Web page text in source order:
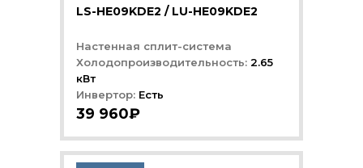
39 960₽
LS-HE09KDE2 / LU-HE09KDE2
Настенная сплит-система
Холодопроизводительность: 2.65
кВт
Инвертор: Есть